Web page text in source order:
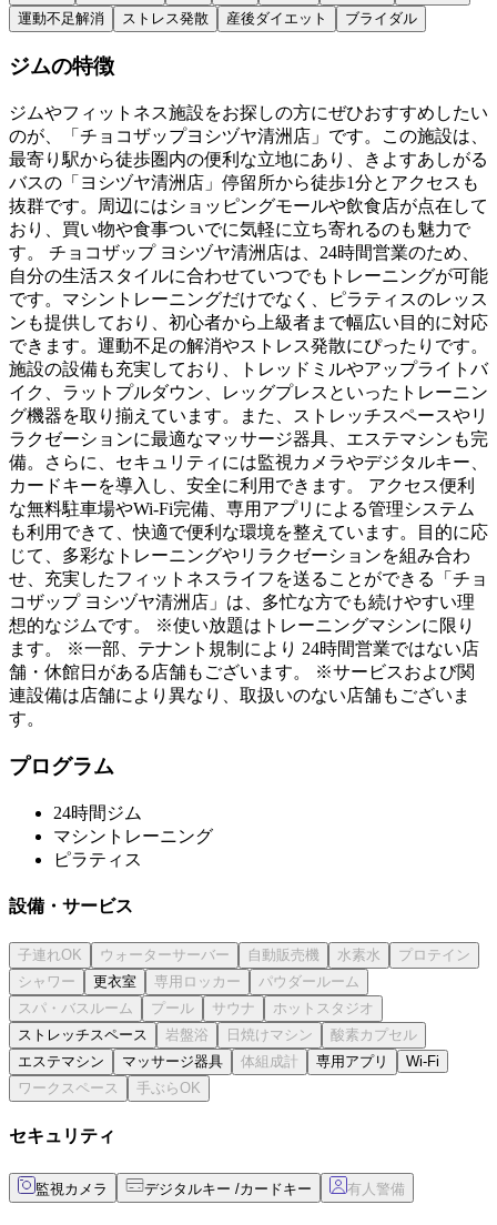
運動不足解消
ストレス発散 産後ダイエット ブライダル
ジムの特徴
ジムやフィットネス施設をお探しの方にぜひおすすめしたい
のが、「チョコザップヨシヅヤ清洲店」です。この施設は、
最寄り駅から徒歩圏内の便利な立地にあり、きよすあしがる
バスの「ヨシヅヤ清洲店」停留所から徒歩1分とアクセスも
抜群です。周辺にはショッピングモールや飲食店が点在して
おり、買い物や食事ついでに気軽に立ち寄れるのも魅力で
す。 チョコザップ ヨシヅヤ清洲店は、24時間営業のため、
自分の生活スタイルに合わせていつでもトレーニングが可能
です。マシントレーニングだけでなく、ピラティスのレッス
ンも提供しており、初心者から上級者まで幅広い目的に対応
できます。運動不足の解消やストレス発散にぴったりです。
施設の設備も充実しており、トレッドミルやアップライトバ
イク、ラットプルダウン、レッグプレスといったトレーニン
グ機器を取り揃えています。また、ストレッチスペースやリ
ラクゼーションに最適なマッサージ器具、エステマシンも完
備。さらに、セキュリティには監視カメラやデジタルキー、
カードキーを導入し、安全に利用できます。 アクセス便利
な無料駐車場やWi-Fi完備、専用アプリによる管理システム
も利用できて、快適で便利な環境を整えています。目的に応
じて、多彩なトレーニングやリラクゼーションを組み合わ
せ、充実したフィットネスライフを送ることができる「チョ
コザップ ヨシヅヤ清洲店」は、多忙な方でも続けやすい理
想的なジムです。 ※使い放題はトレーニングマシンに限り
ます。 ※一部、テナント規制により 24時間営業ではない店
舗・休館日がある店舗もございます。 ※サービスおよび関
連設備は店舗により異なり、取扱いのない店舗もございま
す。
プログラム
24時間ジム
マシントレーニング
ピラティス
設備・サービス
更衣室
ストレッチスペース
エステマシン
マッサージ器具 専用アプリ Wi-Fi
セキュリティ
監視カメラ デジタルキー /カードキー